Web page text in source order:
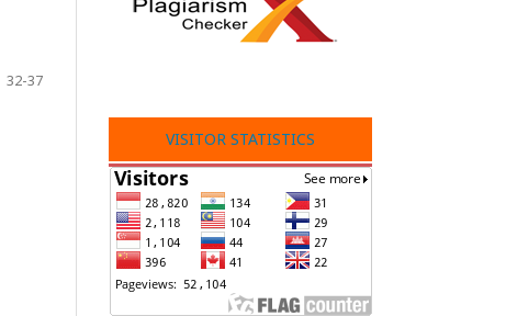
32-37
VISITOR STATISTICS